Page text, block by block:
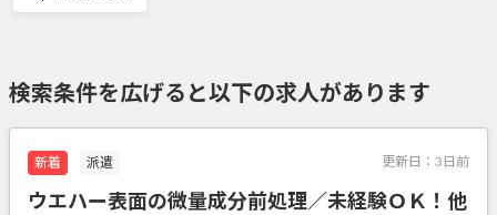
検索条件を広げると以下の求人があります
新着 派遣 更新日： 3日前
ウエハー表面の微量成分前処理／未経験ＯＫ！他